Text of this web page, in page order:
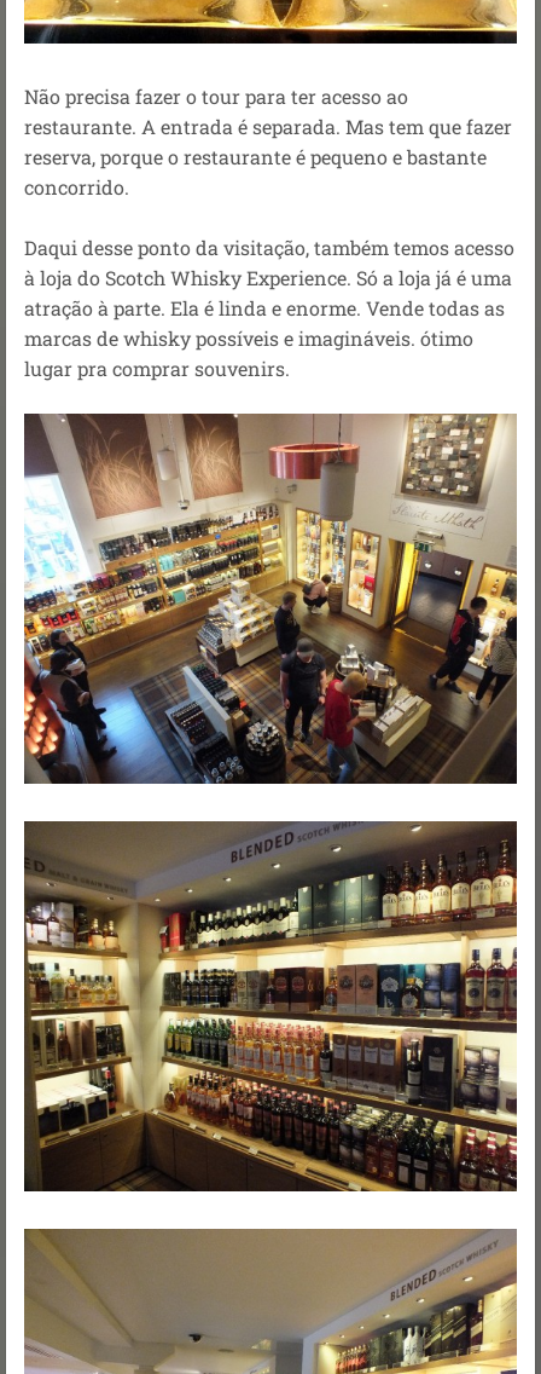
Não precisa fazer o tour para ter acesso ao
restaurante. A entrada é separada. Mas tem que fazer
reserva, porque o restaurante é pequeno e bastante
concorrido.
Daqui desse ponto da visitação, também temos acesso
à loja do Scotch Whisky Experience. Só a loja já é uma
atração à parte. Ela é linda e enorme. Vende todas as
marcas de whisky possíveis e imagináveis. ótimo
lugar pra comprar souvenirs.